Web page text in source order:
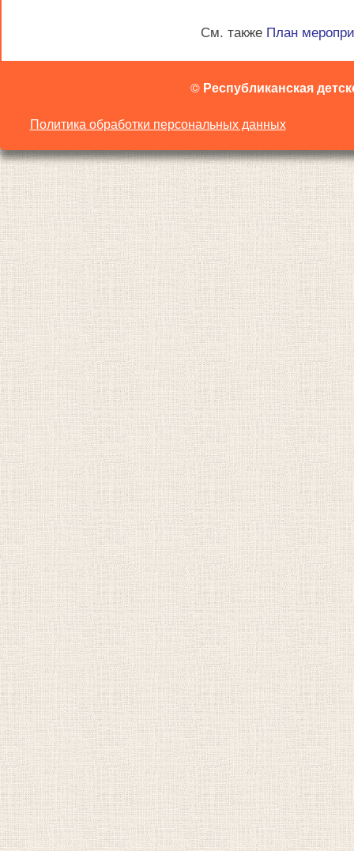
См. также План
© Республиканская
Политика обработки персональных данных